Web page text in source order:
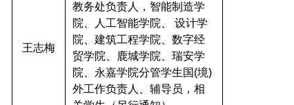
王志梅
教务处负责人，智能制造学
院、人工智能学院、 设计学
院、建筑工程学院、数字经
贸学院、鹿城学院、瑞安学
院、永嘉学院分管学生国(境)
外工作负责人、辅导员，相